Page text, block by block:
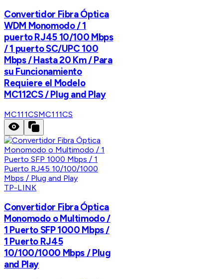
Convertidor Fibra Óptica
WDM Monomodo / 1
puerto RJ45 10/100 Mbps
/ 1 puerto SC/UPC 100
Mbps / Hasta 20 Km / Para
su Funcionamiento
Requiere el Modelo
MC112CS / Plug and Play
MC111CSMC111CS
TP-LINK
Convertidor Fibra Óptica
Monomodo o Multimodo /
1 Puerto SFP 1000 Mbps /
1 Puerto RJ45
10/100/1000 Mbps / Plug
and Play